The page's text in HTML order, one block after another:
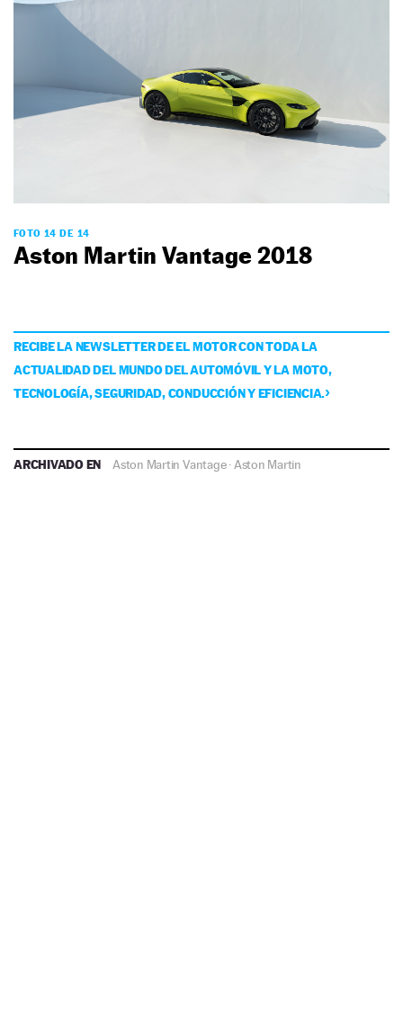
FOTO 14 DE 14
Aston Martin Vantage 2018
RECIBE LA NEWSLETTER DE EL MOTOR CON TODA LA
ACTUALIDAD DEL MUNDO DEL AUTOMÓVIL Y LA MOTO,
TECNOLOGÍA, SEGURIDAD, CONDUCCIÓN Y EFICIENCIA.
ARCHIVADO EN Aston Martin Vantage· Aston Martin